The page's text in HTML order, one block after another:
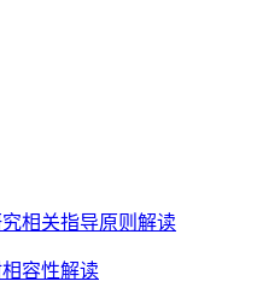
相关指导原则解读
容性解读